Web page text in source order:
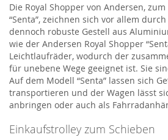
Die Royal Shopper von Andersen,
“Senta”, zeichnen sich vor allem
dennoch robuste Gestell aus
wie der Andersen Royal Shopper
Leichtlaufräder, wodurch der
für unebene Wege geeignet ist. Sie
Auf dem Modell “Senta” lassen sich
transportieren und der Wagen lässt
anbringen oder auch als
Einkaufstrolley zum Schieben